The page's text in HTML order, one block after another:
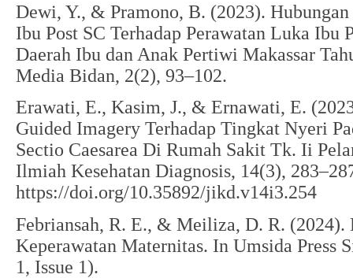
Dewi, Y., & Pramono, B. (2023). Hubungan
Ibu Post SC Terhadap Perawatan Luka Ibu
Daerah Ibu dan Anak Pertiwi Makassar
Media Bidan, 2(2), 93–102.
Erawati, E., Kasim, J., & Ernawati, E.
Guided Imagery Terhadap Tingkat Nyeri
Sectio Caesarea Di Rumah Sakit Tk. Ii
Ilmiah Kesehatan Diagnosis, 14(3),
https://doi.org/10.35892/jikd.v14i3.254
Febriansah, R. E., & Meiliza, D. R.
Keperawatan Maternitas. In Umsida Press
1, Issue 1).